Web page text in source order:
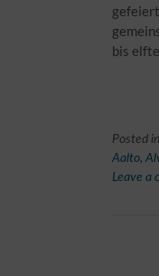
bis
Posted in
Aalto,
Leave a